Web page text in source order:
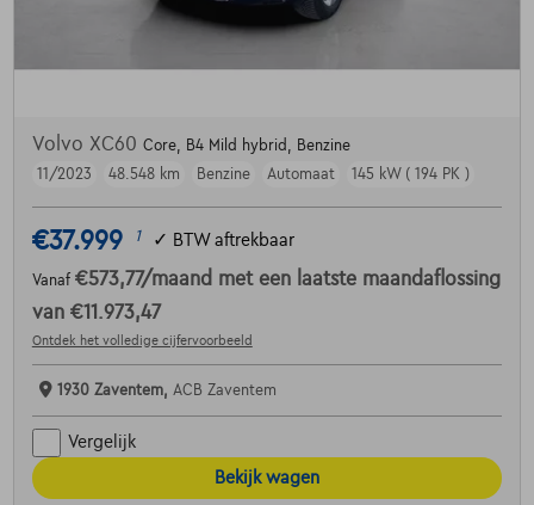
Volvo XC60 Core, B4 Mild hybrid, Benzine
11/2023
48.548 km Benzine Automaat 145 kW ( 194 PK )
€37.999 1 ✓ BTW aftrekbaar
Vanaf €573,77/maand met een laatste maandaflossing
van €11.973,47
Ontdek het volledige cijfervoorbeeld
1930 Zaventem, ACB Zaventem
Vergelijk
Bekijk wagen